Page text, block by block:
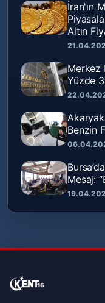
İran'ın
Altın
Merkez
Yüzde
Benzin
Mesaj: